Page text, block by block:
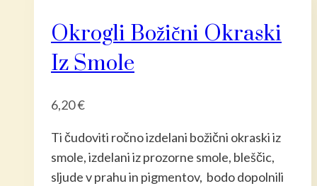
izdelka
Okrogli Božični Okraski
Iz Smole
6,20€
Ti čudoviti ročno izdelani božični okraski iz
smole, izdelani iz prozorne smole, bleščic,
sljude v prahu in pigmentov, bodo dopolnili